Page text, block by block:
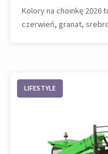
Kolory na choinkę 2026
czerwień, granat,
LIFESTYLE